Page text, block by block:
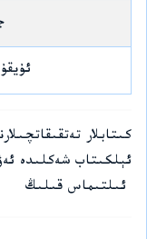
كىتابلار
ئېلكىتاب شەكلىدە
ئىلتىماس قىلىڭ